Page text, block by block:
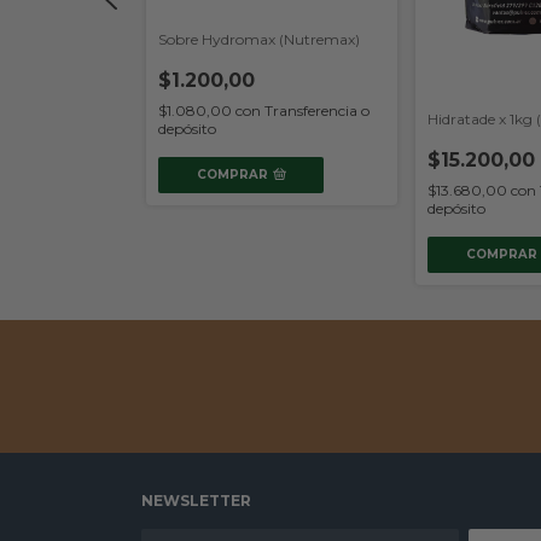
Sobre Hydromax (Nutremax)
$1.200,00
$1.080,00 con Transferencia o
depósito
COMPRAR
Hidratade x 1kg
$15.200,00
$13.680,00con
depósito
COMPRAR
NEWSLETTER